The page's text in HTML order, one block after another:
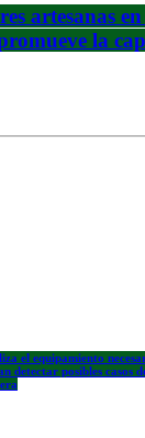
artesanas
la
el equipamiento
detectar posibles casos